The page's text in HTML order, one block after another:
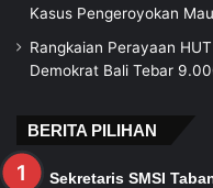
Kasus Pengeroyokan
Rangkaian Perayaan
Demokrat Bali Tebar
BERITA PILIHAN
Sekretaris SMSI